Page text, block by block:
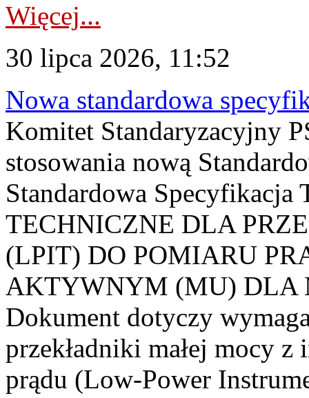
Więcej...
30 lipca 2026, 11:52
Nowa standardowa
Komitet Standaryzacyjny
stosowania nową
Standardowa
TECHNICZNE DLA
(LPIT) DO POMIARU
AKTYWNYM (MU) DLA
Dokument dotyczy
przekładniki małej mocy
prądu (Low-Power